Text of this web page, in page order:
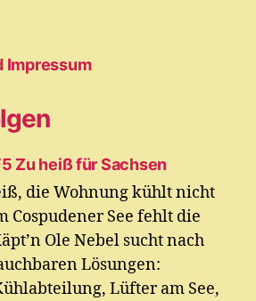
Impressum
Zu heiß für Sachsen
die Wohnung kühlt nicht
Cospudener See fehlt die
Ole Nebel sucht nach
Lösungen:
Lüfter am See,